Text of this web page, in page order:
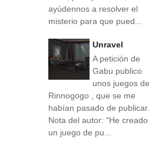
ayúdennos a resolver el
misterio para que pued...
Unravel
A petición de
Gabu publico
unos juegos de
Rinnogogo , que se me
habían pasado de publicar.
Nota del autor: "He creado
un juego de pu...